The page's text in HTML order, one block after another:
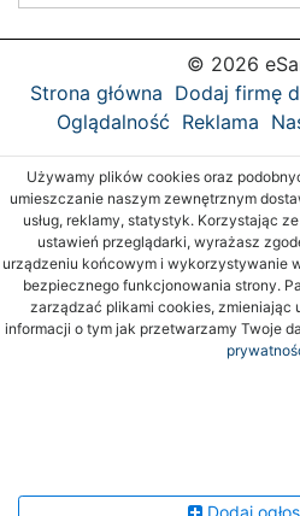
© 2026
Strona główna Dodaj firmę
Oglądalność Reklama
Używamy plików cookies oraz
umieszczanie naszym zewnętrznym
usług, reklamy, statystyk. Korzystając
ustawień przeglądarki, wyrażasz
urządzeniu końcowym i wykorzystywanie
bezpiecznego funkcjonowania strony.
zarządzać plikami cookies, zmieniając
informacji o tym jak przetwarzamy Twoje
Dodaj